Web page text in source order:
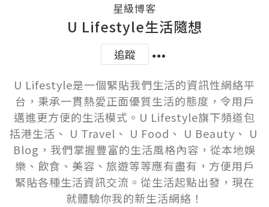
星級博客
U Lifestyle生活隨想
追蹤
U Lifestyle是一個緊貼我們生活的資訊性網絡平
台，秉承一貫熱愛正面優質生活的態度，令用戶
邁進更方便的生活模式。U Lifestyle旗下頻道包
括港生活、 U Travel、 U Food、 U Beauty、 U
Blog，我們掌握豐富的生活風格內容，從本地娛
樂、飲食、美容、旅遊等等應有盡有，方便用戶
緊貼各種生活資訊交流。從生活起點出發，現在
就體驗你我的新生活網絡！